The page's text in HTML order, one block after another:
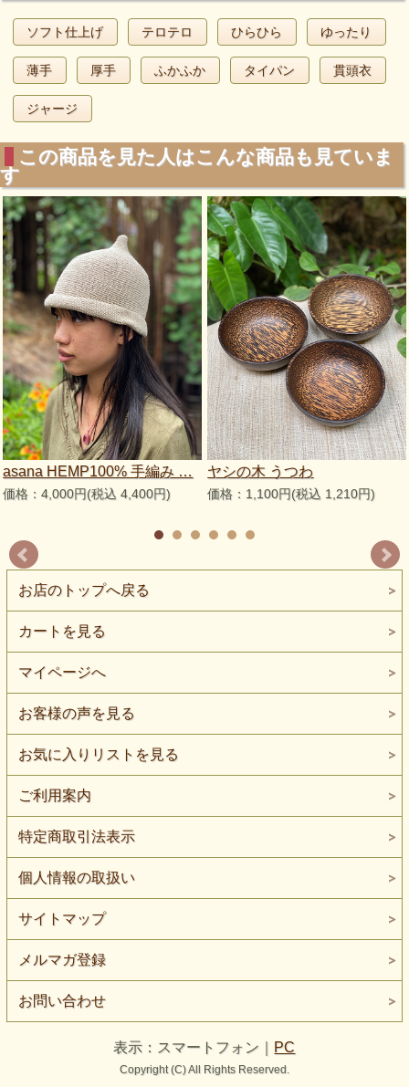
ソフト仕上げ テロテロ ひらひら ゆったり
薄手 厚手 ふかふか タイパン 貫頭衣
ジャージ
この商品を見た人はこんな商品も見ていま
す
asana HEMP100% 手編み …
価格：4,000円(税込 4,400円)
ヤシの木 うつわ
価格：1,100円(税込 1,210円)
お店のトップへ戻る
カートを見る
マイページへ
お客様の声を見る
お気に入りリストを見る
ご利用案内
特定商取引法表示
個人情報の取扱い
サイトマップ
メルマガ登録
お問い合わせ
表示：スマートフォン｜ PC
Copyright (C) All Rights Reserved.